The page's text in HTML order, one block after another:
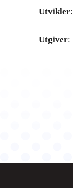
Utvikler:
Utgiver: